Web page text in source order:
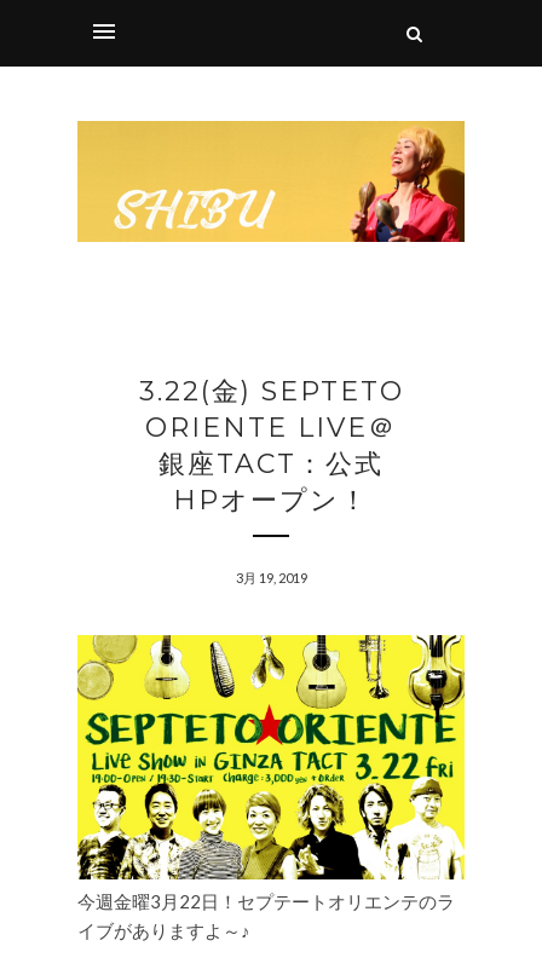
3.22(金) SEPTETO
ORIENTE LIVE＠
銀座TACT：公式
HPオープン！
3月 19, 2019
今週金曜3月22日！セプテートオリエンテのラ
イブがありますよ～♪